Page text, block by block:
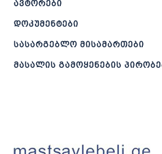
ავტორები
დოკუმენტები
სასარგებლო მისამართები
მასალის გამოყენების